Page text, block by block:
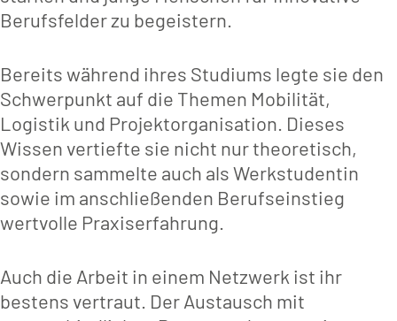
Berufsfelder zu begeistern.
Bereits während ihres Studiums legte sie den
Schwerpunkt auf die Themen Mobilität,
Logistik und Projektorganisation. Dieses
Wissen vertiefte sie nicht nur theoretisch,
sondern sammelte auch als Werkstudentin
sowie im anschließenden Berufseinstieg
wertvolle Praxiserfahrung.
Auch die Arbeit in einem Netzwerk ist ihr
bestens vertraut. Der Austausch mit